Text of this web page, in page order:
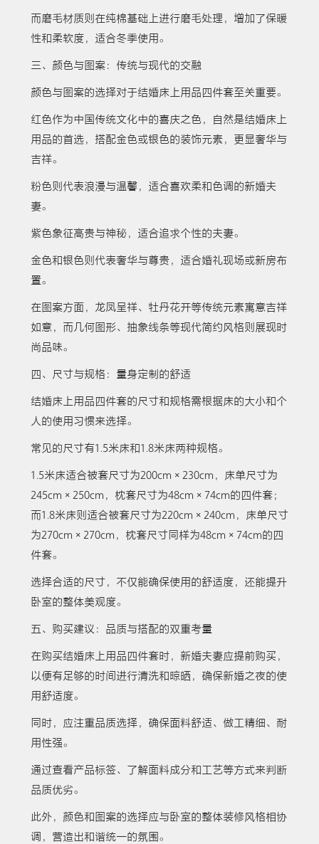
而磨毛材质则在纯棉基础上进行磨毛处理，增加了保暖
性和柔软度，适合冬季使用。
三、颜色与图案：传统与现代的交融
颜色与图案的选择对于结婚床上用品四件套至关重要。
红色作为中国传统文化中的喜庆之色，自然是结婚床上
用品的首选，搭配金色或银色的装饰元素，更显奢华与
吉祥。
粉色则代表浪漫与温馨，适合喜欢柔和色调的新婚夫
妻。
紫色象征高贵与神秘，适合追求个性的夫妻。
金色和银色则代表奢华与尊贵，适合婚礼现场或新房布
置。
在图案方面，龙凤呈祥、牡丹花开等传统元素寓意吉祥
如意，而几何图形、抽象线条等现代简约风格则展现时
尚品味。
四、尺寸与规格：量身定制的舒适
结婚床上用品四件套的尺寸和规格需根据床的大小和个
人的使用习惯来选择。
常见的尺寸有1.5米床和1.8米床两种规格。
1.5米床适合被套尺寸为200cm×230cm，床单尺寸为
245cm×250cm，枕套尺寸为48cm×74cm的四件套；
而1.8米床则适合被套尺寸为220cm×240cm，床单尺寸
为270cm×270cm，枕套尺寸同样为48cm×74cm的四
件套。
选择合适的尺寸，不仅能确保使用的舒适度，还能提升
卧室的整体美观度。
五、购买建议：品质与搭配的双重考量
在购买结婚床上用品四件套时，新婚夫妻应提前购买，
以便有足够的时间进行清洗和晾晒，确保新婚之夜的使
用舒适度。
同时，应注重品质选择，确保面料舒适、做工精细、耐
用性强。
通过查看产品标签、了解面料成分和工艺等方式来判断
品质优劣。
此外，颜色和图案的选择应与卧室的整体装修风格相协
调，营造出和谐统一的氛围。